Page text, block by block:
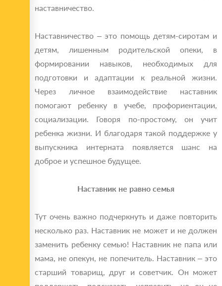
наставничество.
Наставничество – это помощь детям-сиротам и
детям, лишенным родительской опеки, в
формировании навыков, необходимых для
подготовки и адаптации к реальной жизни.
Через личное взаимодействие наставник
помогают ребенку в учебе, профориентации,
социализации. Говоря по-простому, он учит
ребенка жизни. И благодаря такой поддержке у
выпускника интерната появляется шанс на
доброе и успешное будущее.
Наставник не равно семья
Тут очень важно подчеркнуть и даже повторить
несколько раз. Наставник не может и не должен
заменить ребенку семью! Наставник не папа или
мама, не опекун, не попечитель. Наставник ‒ это
старший товарищ, друг и советчик. Он может